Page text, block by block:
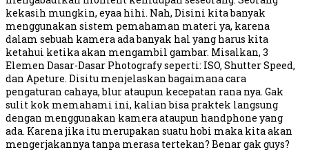
kekasih mungkin, eyaa hihi. Nah, Disini kita banyak
menggunakan sistem pemahaman materi ya, karena
dalam sebuah kamera ada banyak hal yang harus kita
ketahui ketika akan mengambil gambar. Misalkan, 3
Elemen Dasar-Dasar Photografy seperti: ISO, Shutter Speed,
dan Apeture. Disitu menjelaskan bagaimana cara
pengaturan cahaya, blur ataupun kecepatan rana nya. Gak
sulit kok memahami ini, kalian bisa praktek langsung
dengan menggunakan kamera ataupun handphone yang
ada. Karena jika itu merupakan suatu hobi maka kita akan
mengerjakannya tanpa merasa tertekan? Benar gak guys?